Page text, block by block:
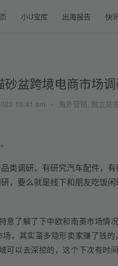
小U宝库 出海报告 快
砂盆跨境电商市场
10:41 am 海外营销, 独立站
类调研，有研究汽车配件，
，要么就是线下和朋友吃饭
意了解了下中欧和南美市场情
，其实蛮多隐形卖家赚了钱
可以去深挖的，这个下次有时间